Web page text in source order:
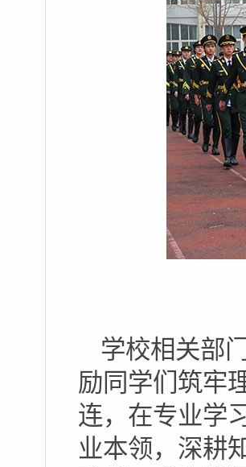
学校相关部
励同学们筑牢
连，在专业学
业本领，深耕